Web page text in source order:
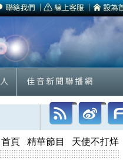
首頁 精華節目 天使不打烊